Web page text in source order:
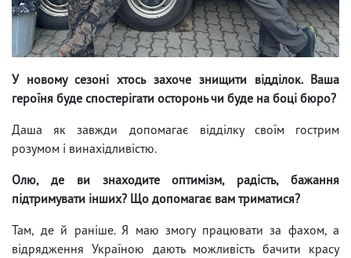
У новому сезоні хтось захоче знищити відділок. Ваша
героїня буде спостерігати осторонь чи буде на боці бюро?
Даша як завжди допомагає відділку своїм гострим
розумом і винахідливістю.
Олю, де ви знаходите оптимізм, радість, бажання
підтримувати інших? Що допомагає вам триматися?
Там, де й раніше. Я маю змогу працювати за фахом, а
відрядження Україною дають можливість бачити красу